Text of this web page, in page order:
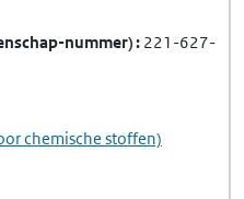
nummer) 221-627-
chemische stoffen)
nieuw tabblad)